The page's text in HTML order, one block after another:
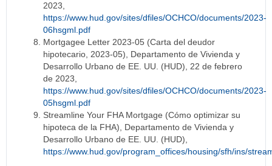
2023,
https://www.hud.gov/sites/dfiles/OCHCO/documents/2023-
06hsgml.pdf
Mortgagee Letter 2023-05 (Carta del deudor
hipotecario, 2023-05), Departamento de Vivienda y
Desarrollo Urbano de EE. UU. (HUD), 22 de febrero
de 2023,
https://www.hud.gov/sites/dfiles/OCHCO/documents/2023-
05hsgml.pdf
Streamline Your FHA Mortgage (Cómo optimizar su
hipoteca de la FHA), Departamento de Vivienda y
Desarrollo Urbano de EE. UU. (HUD),
https://www.hud.gov/program_offices/housing/sfh/ins/